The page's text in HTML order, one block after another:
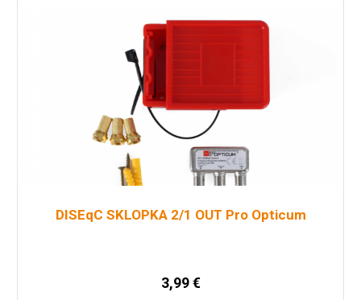
DISEqC SKLOPKA 2/1 OUT Pro Opticum
3,99€
Pročitaj više